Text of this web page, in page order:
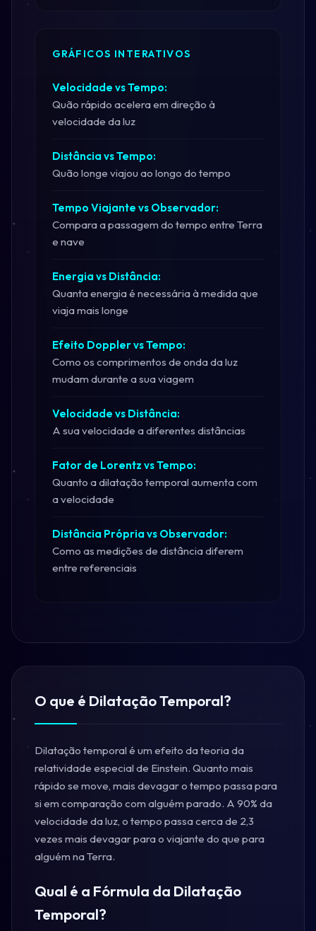
GRÁFICOS INTERATIVOS
Velocidade vs Tempo:
Quão rápido acelera em direção à
velocidade da luz
Distância vs Tempo:
Quão longe viajou ao longo do tempo
Tempo Viajante vs Observador:
Compara a passagem do tempo entre Terra
e nave
Energia vs Distância:
Quanta energia é necessária à medida que
viaja mais longe
Efeito Doppler vs Tempo:
Como os comprimentos de onda da luz
mudam durante a sua viagem
Velocidade vs Distância:
A sua velocidade a diferentes distâncias
Fator de Lorentz vs Tempo:
Quanto a dilatação temporal aumenta com
a velocidade
Distância Própria vs Observador:
Como as medições de distância diferem
entre referenciais
O que é Dilatação Temporal?
Dilatação temporal é um efeito da teoria da
relatividade especial de Einstein. Quanto mais
rápido se move, mais devagar o tempo passa para
si em comparação com alguém parado. A 90% da
velocidade da luz, o tempo passa cerca de 2,3
vezes mais devagar para o viajante do que para
alguém na Terra.
Qual é a Fórmula da Dilatação
Temporal?